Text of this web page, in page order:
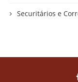
Securitários e